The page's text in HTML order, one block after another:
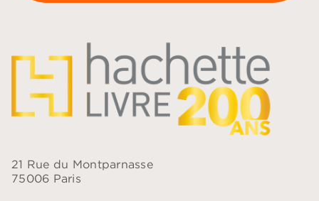
21 Rue du Montparnasse
75006 Paris